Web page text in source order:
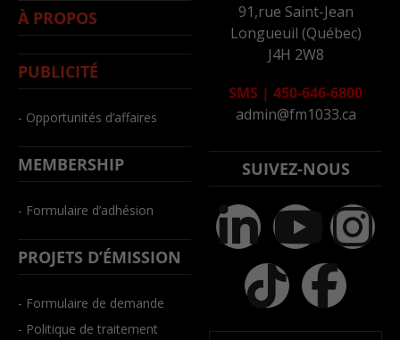
À PROPOS
PUBLICITÉ
- Opportunités d’affaires
MEMBERSHIP
- Formulaire d’adhésion
PROJETS D’ÉMISSION
- Formulaire de demande
- Politique de traitement
91,rue Saint-Jean
Longueuil (Québec)
J4H 2W8
SMS | 450-646-6800
admin@fm1033.ca
SUIVEZ-NOUS